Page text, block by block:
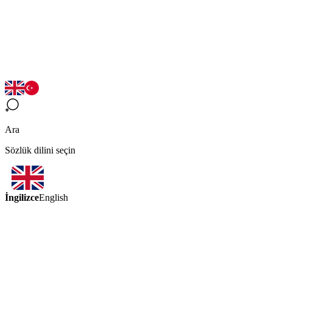
Ara
Sözlük dilini seçin
İngilizceEnglish